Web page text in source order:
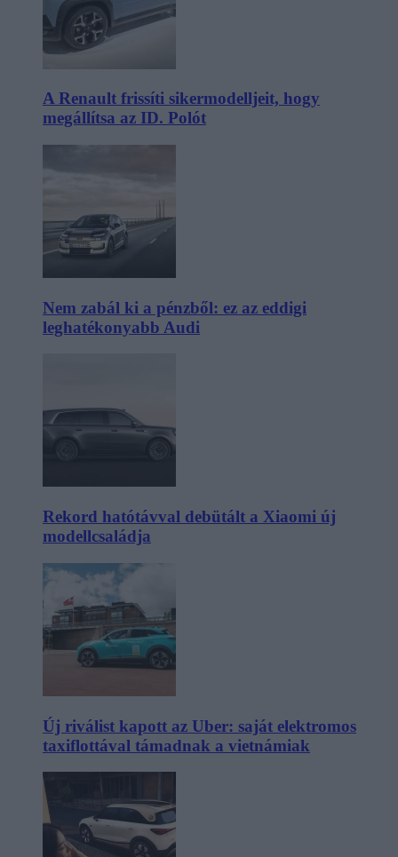
A Renault frissíti sikermodelljeit, hogy
megállítsa az ID. Polót
Nem zabál ki a pénzből: ez az eddigi
leghatékonyabb Audi
Rekord hatótávval debütált a Xiaomi új
modellcsaládja
Új riválist kapott az Uber: saját elektromos
taxiflottával támadnak a vietnámiak